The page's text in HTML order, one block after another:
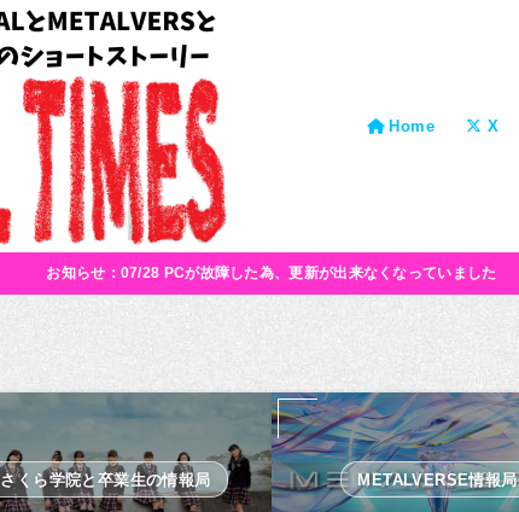
Home X
お知らせ：07/28 PCが故障した為、更新が出来なくなっていました
さくら学院と卒業生の情報局 METALVERSE情報局